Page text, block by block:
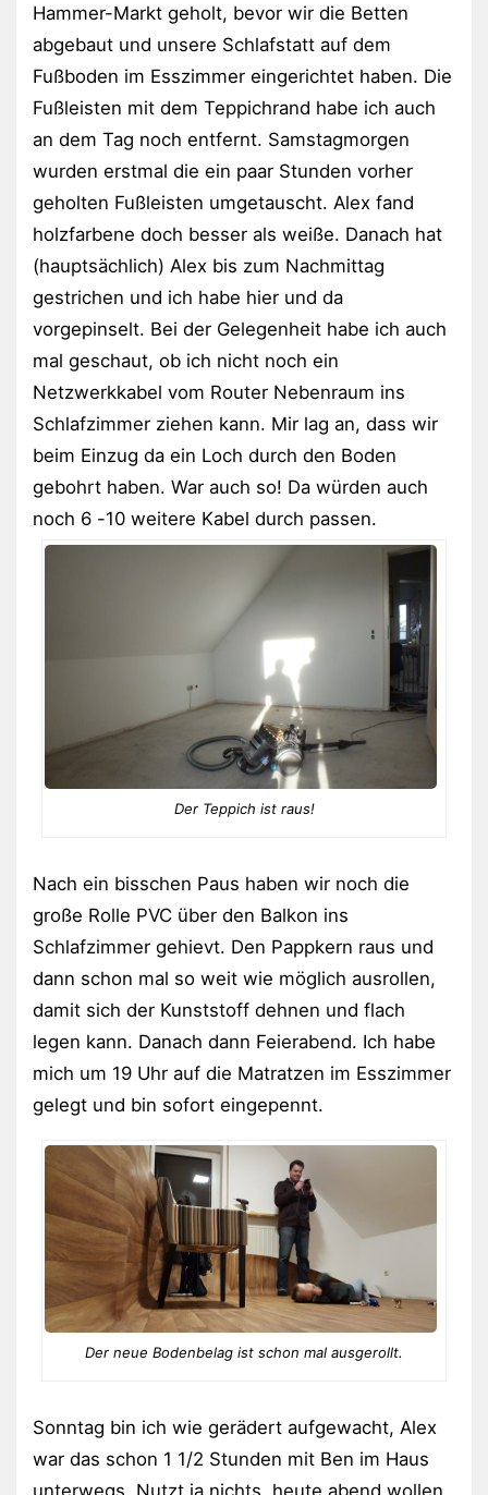
Hammer-Markt geholt, bevor wir die Betten
abgebaut und unsere Schlafstatt auf dem
Fußboden im Esszimmer eingerichtet haben. Die
Fußleisten mit dem Teppichrand habe ich auch
an dem Tag noch entfernt. Samstagmorgen
wurden erstmal die ein paar Stunden vorher
geholten Fußleisten umgetauscht. Alex fand
holzfarbene doch besser als weiße. Danach hat
(hauptsächlich) Alex bis zum Nachmittag
gestrichen und ich habe hier und da
vorgepinselt. Bei der Gelegenheit habe ich auch
mal geschaut, ob ich nicht noch ein
Netzwerkkabel vom Router Nebenraum ins
Schlafzimmer ziehen kann. Mir lag an, dass wir
beim Einzug da ein Loch durch den Boden
gebohrt haben. War auch so! Da würden auch
noch 6 -10 weitere Kabel durch passen.
Der Teppich ist raus!
Nach ein bisschen Paus haben wir noch die
große Rolle PVC über den Balkon ins
Schlafzimmer gehievt. Den Pappkern raus und
dann schon mal so weit wie möglich ausrollen,
damit sich der Kunststoff dehnen und flach
legen kann. Danach dann Feierabend. Ich habe
mich um 19 Uhr auf die Matratzen im Esszimmer
gelegt und bin sofort eingepennt.
Der neue Bodenbelag ist schon mal ausgerollt.
Sonntag bin ich wie gerädert aufgewacht, Alex
war das schon 1 1/2 Stunden mit Ben im Haus
unterwegs. Nutzt ja nichts, heute abend wollen